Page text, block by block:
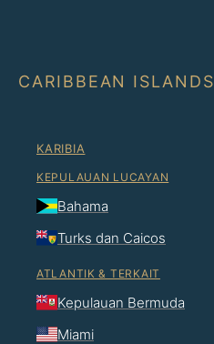
CARIBBEAN ISLANDS
KARIBIA
KEPULAUAN LUCAYAN
Bahama
Turks dan Caicos
ATLANTIK & TERKAIT
Kepulauan Bermuda
Miami